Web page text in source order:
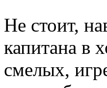
Не стоит,
капитана в
смелых,